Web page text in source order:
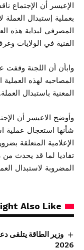
الإعيسر أن الإجتماع
بعملية إستبدال
المصرفي لبداية هذه
الفنية في الولايات
وابأن أن اللجنة وقفت
المصاحبه لهذه
المعنية باستبدال العملة.
وأوضح الاعيسر أن
شأنها استعجال عملية
الإعلامية المتعلقة
تفاديا لما قد يحدث من
المضروبة لاستبدال
Also Like
وزير الطاقة يتلقى
2026